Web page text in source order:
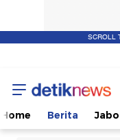
SCROLL
Home Berita